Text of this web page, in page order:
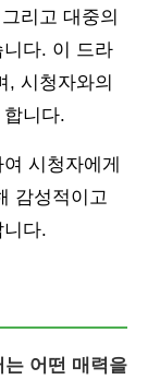
리고 대중의
다. 이 드라
, 시청자와의
니다.
시청자에게
감성적이고
다.
어떤 매력을